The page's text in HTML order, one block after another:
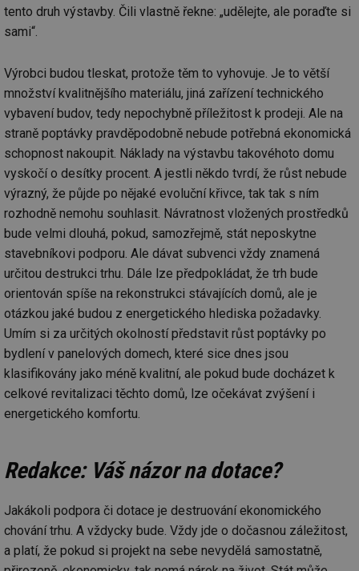
tento druh výstavby. Čili vlastně řekne: „udělejte, ale poraďte si
sami“.
Výrobci budou tleskat, protože těm to vyhovuje. Je to větší
množství kvalitnějšího materiálu, jiná zařízení technického
vybavení budov, tedy nepochybně příležitost k prodeji. Ale na
straně poptávky pravděpodobně nebude potřebná ekonomická
schopnost nakoupit. Náklady na výstavbu takovéhoto domu
vyskočí o desítky procent. A jestli někdo tvrdí, že růst nebude
výrazný, že půjde po nějaké evoluční křivce, tak tak s ním
rozhodně nemohu souhlasit. Návratnost vložených prostředků
bude velmi dlouhá, pokud, samozřejmě, stát neposkytne
stavebníkovi podporu. Ale dávat subvenci vždy znamená
určitou destrukci trhu. Dále lze předpokládat, že trh bude
orientován spíše na rekonstrukci stávajících domů, ale je
otázkou jaké budou z energetického hlediska požadavky.
Umím si za určitých okolností představit růst poptávky po
bydlení v panelových domech, které sice dnes jsou
klasifikovány jako méně kvalitní, ale pokud bude docházet k
celkové revitalizaci těchto domů, lze očekávat zvýšení i
energetického komfortu.
Redakce: Váš názor na dotace?
Jakákoli podpora či dotace je destruování ekonomického
chování trhu. A vždycky bude. Vždy jde o dočasnou záležitost,
a platí, že pokud si projekt na sebe nevydělá samostatně,